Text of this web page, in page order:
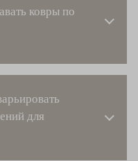
ковры по
для